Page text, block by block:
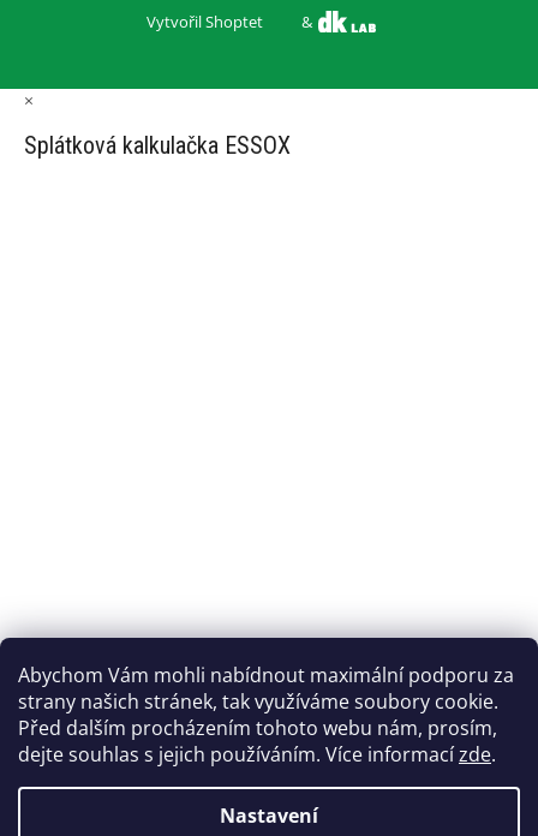
Abychom Vám mohli nabídnout maximální podporu za
strany našich stránek, tak využíváme soubory cookie.
Před dalším procházením tohoto webu nám, prosím,
dejte souhlas s jejich používáním. Více informacízde.
Nastavení
Vytvořil Shoptet &
×
Splátková kalkulačka ESSOX